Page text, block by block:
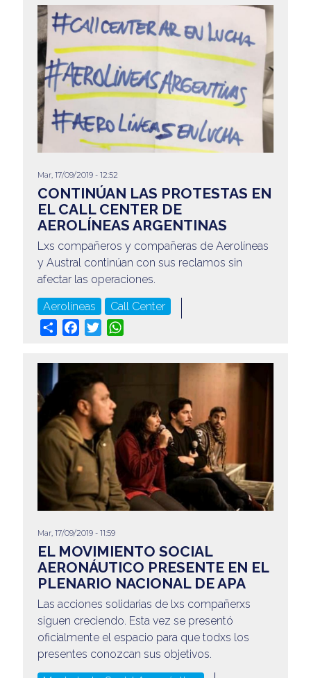
Mar, 17/09/2019 - 12:52
CONTINÚAN LAS PROTESTAS EN
EL CALL CENTER DE
AEROLÍNEAS ARGENTINAS
Lxs compañeros y compañeras de Aerolíneas
y Austral continúan con sus reclamos sin
afectar las operaciones.
Aerolíneas
Call Center
Share Facebook
Twitter
Mar, 17/09/2019 - 11:59
EL MOVIMIENTO SOCIAL
AERONÁUTICO PRESENTE EN EL
PLENARIO NACIONAL DE APA
Las acciones solidarias de lxs compañerxs
siguen creciendo. Esta vez se presentó
oficialmente el espacio para que todxs los
presentes conozcan sus objetivos.